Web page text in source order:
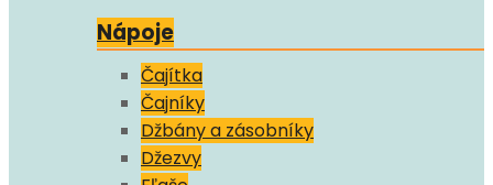
Nápoje
Čajítka
Čajníky
Džbány a zásobníky
Džezvy